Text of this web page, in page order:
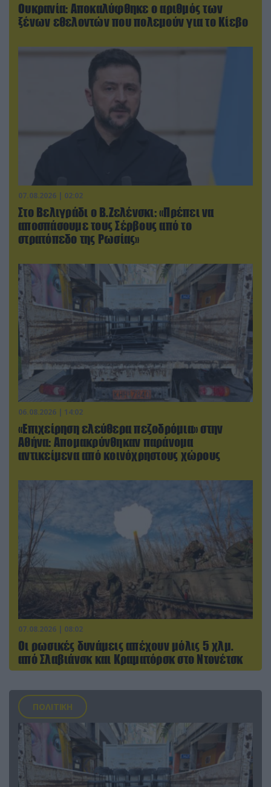
Ουκρανία: Αποκαλύφθηκε ο αριθμός των
ξένων εθελοντών που πολεμούν για το Κίεβο
07.08.2026 | 02:02
Στο Βελιγράδι ο Β.Ζελένσκι: «Πρέπει να
αποσπάσουμε τους Σέρβους από το
στρατόπεδο της Ρωσίας»
06.08.2026 | 14:02
«Επιχείρηση ελεύθερα πεζοδρόμια» στην
Αθήνα: Απομακρύνθηκαν παράνομα
αντικείμενα από κοινόχρηστους χώρους
07.08.2026 | 08:02
Οι ρωσικές δυνάμεις απέχουν μόλις 5 χλμ.
από Σλαβιάνσκ και Κραματόρσκ στο Ντονέτσκ
ΠΟΛΙΤΙΚΗ